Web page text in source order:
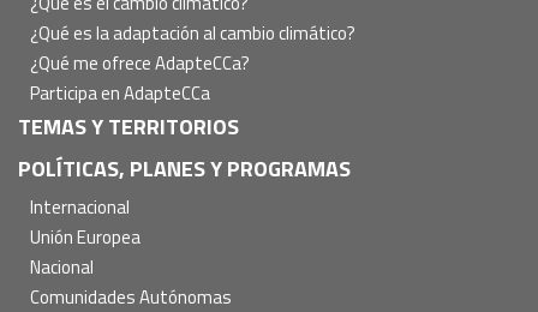
¿Qué es la adaptación al cambio climático?
¿Qué me ofrece AdapteCCa?
Participa en AdapteCCa
TEMAS Y TERRITORIOS
POLÍTICAS, PLANES Y PROGRAMAS
Internacional
Unión Europea
Nacional
Comunidades Autónomas